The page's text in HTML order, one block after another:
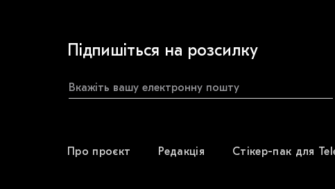
Підпишіться на розсилку
Про проєкт Редакція Стікер-пак для